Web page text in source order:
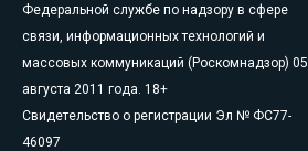
Федеральной службе по надзору в сфере
связи, информационных технологий и
массовых коммуникаций (Роскомнадзор) 05
августа 2011 года. 18+
Свидетельство о регистрации Эл № ФС77-
46097